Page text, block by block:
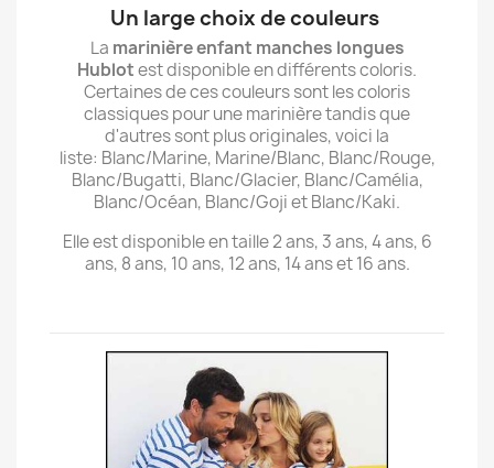
Un large choix de couleurs
La marinière enfant manches longues
Hublotest disponible en différents coloris.
Certaines de ces couleurs sont les coloris
classiques pour une marinière tandis que
d'autres sont plus originales, voici la
liste: Blanc/Marine, Marine/Blanc, Blanc/Rouge,
Blanc/Bugatti, Blanc/Glacier, Blanc/Camélia,
Blanc/Océan, Blanc/Goji et Blanc/Kaki.
Elle est disponible en taille 2 ans, 3 ans, 4 ans, 6
ans, 8 ans, 10 ans, 12 ans, 14 ans et 16 ans.